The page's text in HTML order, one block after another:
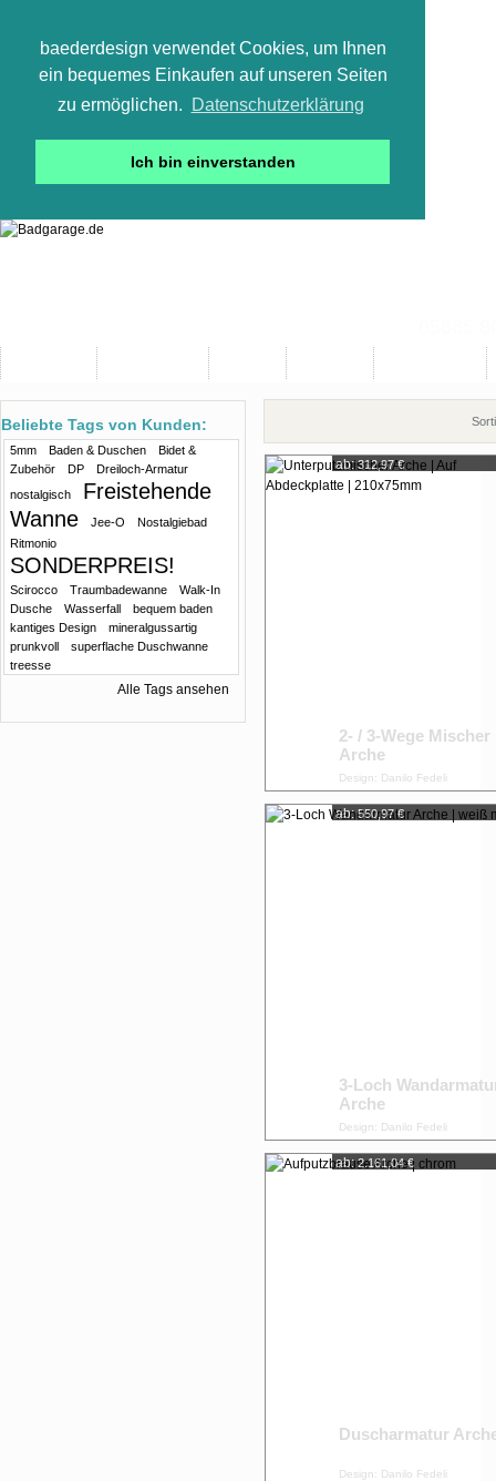
baederdesign verwendet Cookies, um Ihnen
ein bequemes Einkaufen auf unseren Seiten
zu ermöglichen.
Datenschutzerklärung
Ich bin einverstanden
ab: 312,97 €
2- / 3-Wege Mischer
Arche
Design: Danilo Fedeli
ab: 550,97 €
3-Loch
Arche
Design: Danilo Fedeli
ab: 2.161,04 €
Duscharmatur
Design: Danilo Fedeli
Beliebte Tags von Kunden:
5mm Baden & Duschen
Bidet &
Zubehör
DP
Dreiloch-Armatur
nostalgisch
Freistehende
Wanne
Jee-O
Nostalgiebad
Ritmonio
SONDERPREIS!
Scirocco Traumbadewanne
Walk-In
Dusche
Wasserfall
bequem baden
kantiges Design
mineralgussartig
prunkvoll
superflache Duschwanne
treesse
Alle Tags ansehen